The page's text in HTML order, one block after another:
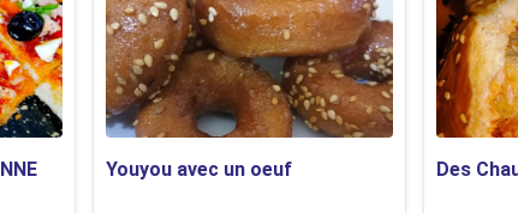
Des
Youyou avec un oeuf